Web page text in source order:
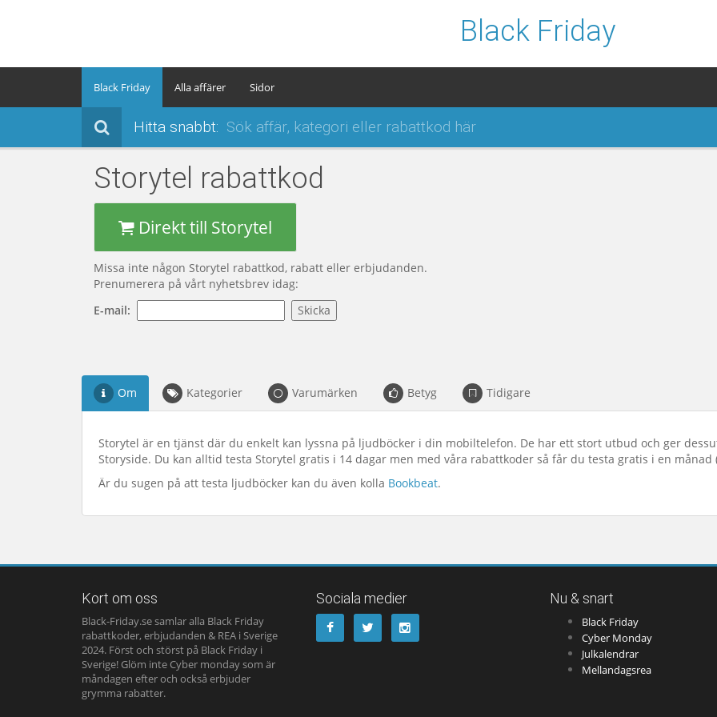
Black Friday
Black Friday Alla affärer Sidor
Hitta snabbt:
Storytel rabattkod
Direkt till Storytel
Missa inte någon Storytel rabattkod, rabatt eller erbjudanden.
Prenumerera på vårt nyhetsbrev idag:
E-mail:
Om Kategorier Varumärken Betyg Tidigare
Storytel är en tjänst där du enkelt kan lyssna på ljudböcker i din mobiltelefon. De har ett stort utbud och ger
Storyside. Du kan alltid testa Storytel gratis i 14 dagar men med våra rabattkoder så får du testa gratis i en månad
Är du sugen på att testa ljudböcker kan du även kolla Bookbeat.
Kort om oss
Black-Friday.se samlar alla Black Friday
rabattkoder, erbjudanden & REA i Sverige
2024. Först och störst på Black Friday i
Sverige! Glöm inte Cyber monday som är
måndagen efter och också erbjuder
grymma rabatter.
Sociala medier Nu & snart
Black Friday
Cyber Monday
Julkalendrar
Mellandagsrea